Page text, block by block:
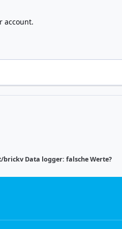
account.
brickv Data logger: falsche Werte?